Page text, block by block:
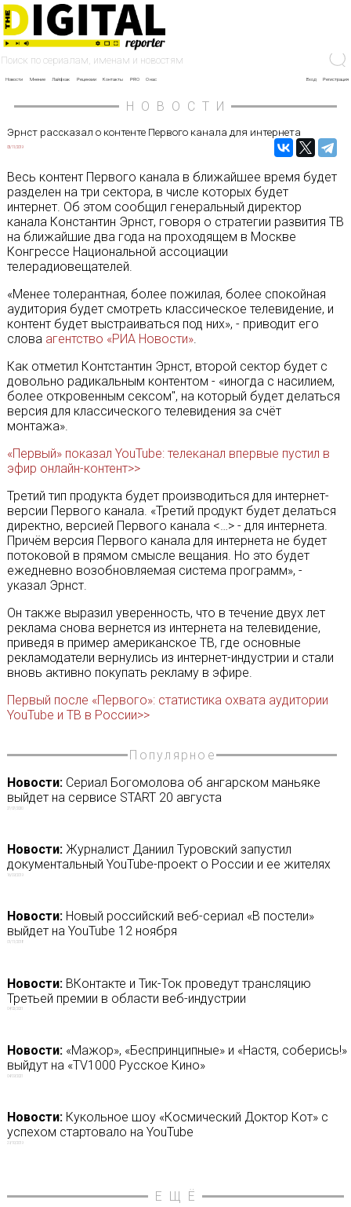
Новости Мнение Лайфхак Рецензии Контакты PRO О нас Вход Регистрация
НОВОСТИ
Эрнст рассказал о контенте Первого канала для интернета
05/11/2019
Весь контент Первого канала в ближайшее время будет
разделен на три сектора, в числе которых будет
интернет. Об этом сообщил генеральный директор
канала Константин Эрнст, говоря о стратегии развития ТВ
на ближайшие два года на проходящем в Москве
Конгрессе Национальной ассоциации
телерадиовещателей.
«Менее толерантная, более пожилая, более спокойная
аудитория будет смотреть классическое телевидение, и
контент будет выстраиваться под них», - приводит его
слова агентство «РИА Новости».
Как отметил Контстантин Эрнст, второй сектор будет с
довольно радикальным контентом - «иногда с насилием,
более откровенным сексом", на который будет делаться
версия для классического телевидения за счёт
монтажа».
«Первый» показал YouTube: телеканал впервые пустил в
эфир онлайн-контент>>
Третий тип продукта будет производиться для интернет-
версии Первого канала. «Третий продукт будет делаться
директно, версией Первого канала <…> - для интернета.
Причём версия Первого канала для интернета не будет
потоковой в прямом смысле вещания. Но это будет
ежедневно возобновляемая система программ», -
указал Эрнст.
Он также выразил уверенность, что в течение двух лет
реклама снова вернется из интернета на телевидение,
приведя в пример американское ТВ, где основные
рекламодатели вернулись из интернет-индустрии и стали
вновь активно покупать рекламу в эфире.
Первый после «Первого»: статистика охвата аудитории
YouTube и ТВ в России>>
Популярное
Новости:Сериал Богомолова об ангарском маньяке
выйдет на сервисе START 20 августа
27/07/2020
Новости:Журналист Даниил Туровский запустил
документальный YouTube-проект о России и ее жителях
16/09/2019
Новости:Новый российский веб-сериал «В постели»
выйдет на YouTube 12 ноября
01/11/2018
Новости:ВКонтакте и Тик-Ток проведут трансляцию
Третьей премии в области веб-индустрии
04/02/2021
Новости:«Мажор», «Беспринципные» и «Настя, соберись!»
выйдут на «TV1000 Русское Кино»
04/09/2021
Новости:Кукольное шоу «Космический Доктор Кот» с
успехом стартовало на YouTube
29/10/2019
ЕЩЁ